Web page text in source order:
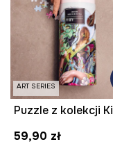
ART SERIES
59,90 zł